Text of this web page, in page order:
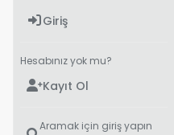
Giriş
Hesabınız yok mu?
Kayıt Ol
Aramak için giriş yapın